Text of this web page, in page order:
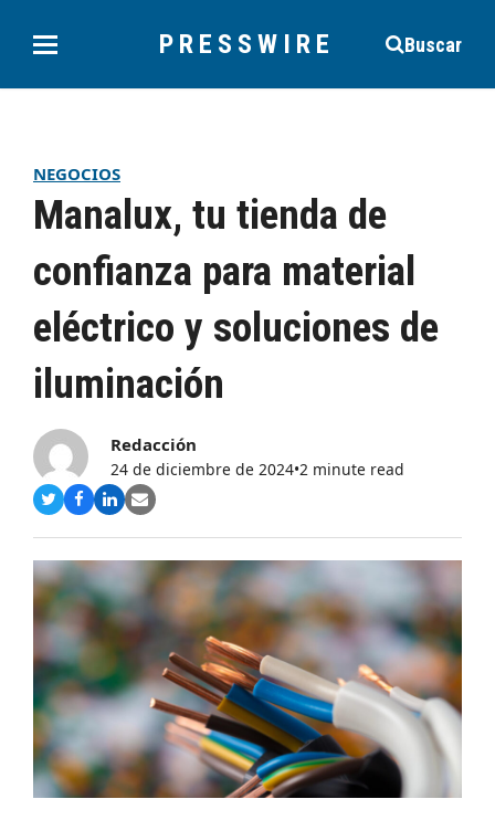
PRESSWIRE Buscar
NEGOCIOS
Manalux, tu tienda de
confianza para material
eléctrico y soluciones de
iluminación
Redacción
24 de diciembre de 2024•2 minute read
Compartir
Twitter
Compartir
Facebook
Compartir
LinkedIn
Share
Email